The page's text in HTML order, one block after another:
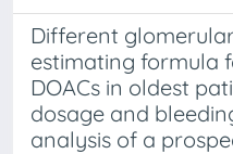
Different
estimating formula
DOACs in oldest
dosage and
analysis of a